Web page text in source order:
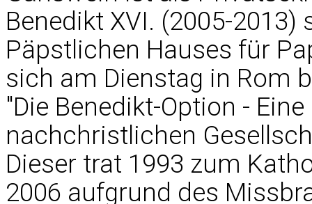
Benedikt XVI. (2005-
Päpstlichen Hauses für
sich am Dienstag in Rom
"Die Benedikt-Option -
nachchristlichen
Dieser trat 1993 zum
2006 aufgrund des